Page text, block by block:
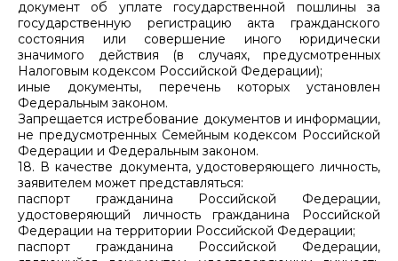
документ об уплате государственной пошлины за
государственную регистрацию акта гражданского
состояния или совершение иного юридически
значимого действия (в случаях, предусмотренных
Налоговым кодексом Российской Федерации);
иные документы, перечень которых установлен
Федеральным законом.
Запрещается истребование документов и информации,
не предусмотренных Семейным кодексом Российской
Федерации и Федеральным законом.
18. В качестве документа, удостоверяющего личность,
заявителем может представляться:
паспорт гражданина Российской Федерации,
удостоверяющий личность гражданина Российской
Федерации на территории Российской Федерации;
паспорт гражданина Российской Федерации,